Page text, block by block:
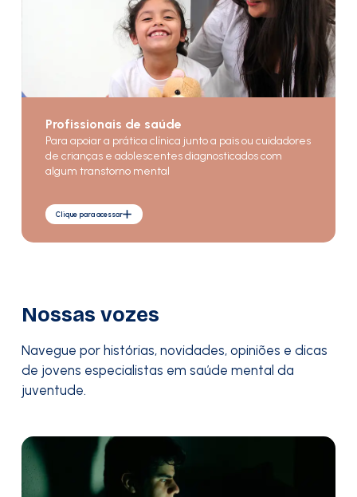
Profissionais de saúde
Para apoiar a prática clínica junto a pais ou cuidadores
de crianças e adolescentes diagnosticados com
algum transtorno mental
Clique para acessar
Nossas vozes
Navegue por histórias, novidades, opiniões e dicas
de jovens especialistas em saúde mental da
juventude.